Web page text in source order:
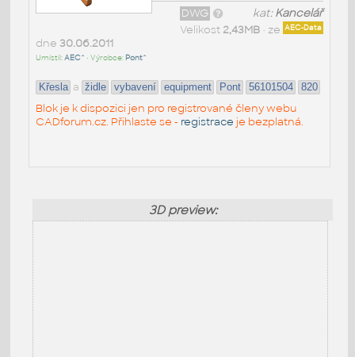
kat:Kancelář
DWG
AEC-Data
Velikost 2,43MB• ze
dne 30.06.2011
Umístil:AEC^ • Výrobce: Pont^
Křesla a židle vybavení equipment Pont 56101504 820
Blok je k dispozici jen pro registrované členy webu
CADforum.cz. Přihlaste se - registrace je bezplatná.
3D preview: